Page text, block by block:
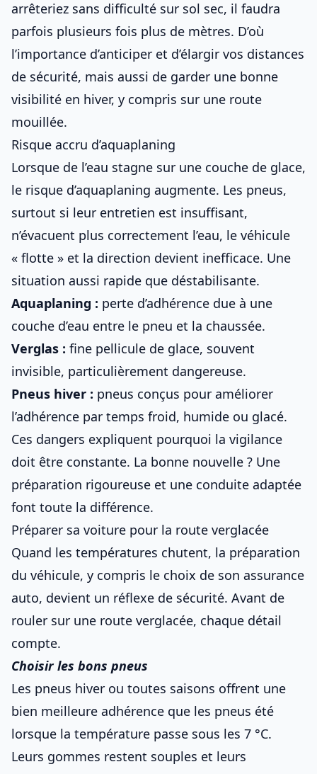
arrêteriez sans difficulté sur sol sec, il faudra
parfois plusieurs fois plus de mètres. D’où
l’importance d’anticiper et d’élargir vos distances
de sécurité, mais aussi de garder une bonne
visibilité en hiver, y compris sur une route
mouillée.
Risque accru d’aquaplaning
Lorsque de l’eau stagne sur une couche de glace,
le risque d’aquaplaning augmente. Les pneus,
surtout si leur entretien est insuffisant,
n’évacuent plus correctement l’eau, le véhicule
« flotte » et la direction devient inefficace. Une
situation aussi rapide que déstabilisante.
Aquaplaning : perte d’adhérence due à une
couche d’eau entre le pneu et la chaussée.
Verglas : fine pellicule de glace, souvent
invisible, particulièrement dangereuse.
Pneus hiver : pneus conçus pour améliorer
l’adhérence par temps froid, humide ou glacé.
Ces dangers expliquent pourquoi la vigilance
doit être constante. La bonne nouvelle ? Une
préparation rigoureuse et une conduite adaptée
font toute la différence.
Préparer sa voiture pour la route verglacée
Quand les températures chutent, la préparation
du véhicule, y compris le choix de son assurance
auto, devient un réflexe de sécurité. Avant de
rouler sur une route verglacée, chaque détail
compte.
Choisir les bons pneus
Les pneus hiver ou toutes saisons offrent une
bien meilleure adhérence que les pneus été
lorsque la température passe sous les 7 °C.
Leurs gommes restent souples et leurs